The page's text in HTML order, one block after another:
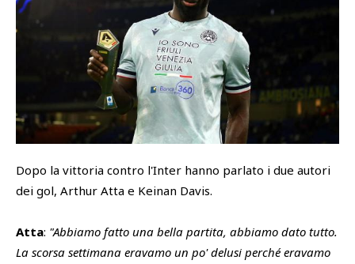
Calendari e Risultati
Cattedra Universidad Europea
Esports
MEETING CENTER
SPONSOR
SQUADRE
SHOP
PHOTOGALLERY
Dopo la vittoria contro l'Inter hanno parlato i due autori
dei gol, Arthur Atta e Keinan Davis.
Atta: "Abbiamo fatto una bella partita, abbiamo dato tutto.
La scorsa settimana eravamo un po' delusi perché eravamo